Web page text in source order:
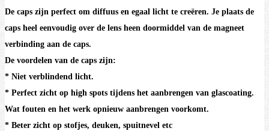
De caps zijn perfect om diffuus en egaal licht te creëren. Je plaats de
caps heel eenvoudig over de lens heen doormiddel van de magneet
verbinding aan de caps.
De voordelen van de caps zijn:
* Niet verblindend licht.
* Perfect zicht op high spots tijdens het aanbrengen van glascoating.
Wat fouten en het werk opnieuw aanbrengen voorkomt.
* Beter zicht op stofjes, deuken, spuitnevel etc